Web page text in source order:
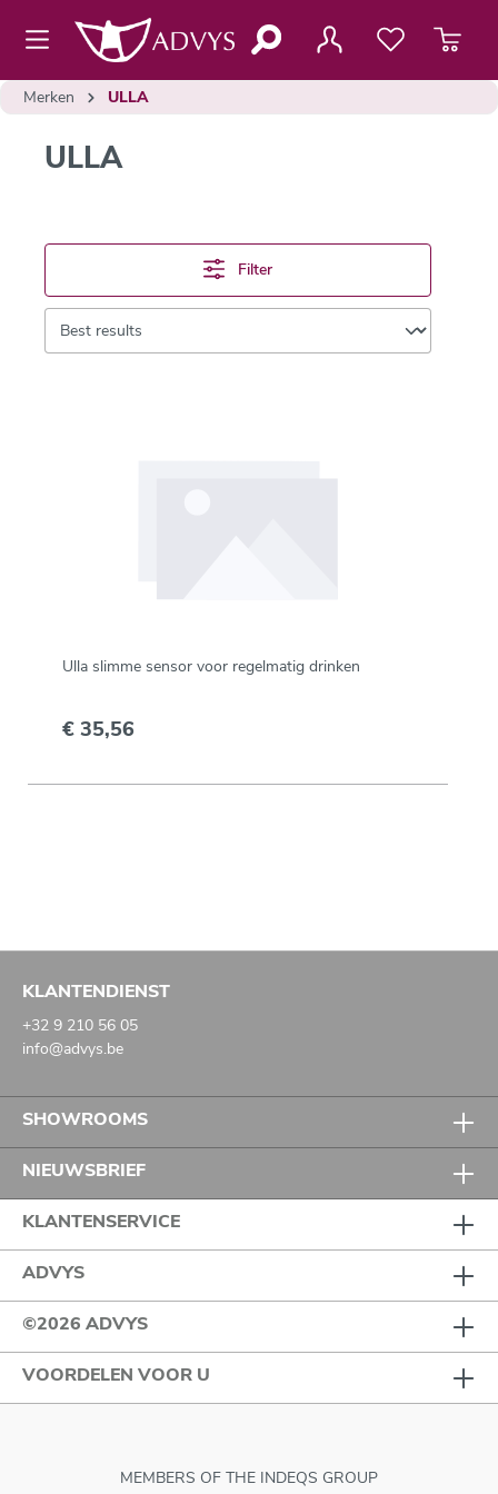
hoofdinhoud
Merken ULLA
ULLA
Filter
Ulla slimme sensor voor regelmatig drinken
€ 35,56
KLANTENDIENST
+32 9 210 56 05
info@advys.be
SHOWROOMS
NIEUWSBRIEF
KLANTENSERVICE
ADVYS
©2026 ADVYS
VOORDELEN VOOR U
MEMBERS OF THE INDEQS GROUP